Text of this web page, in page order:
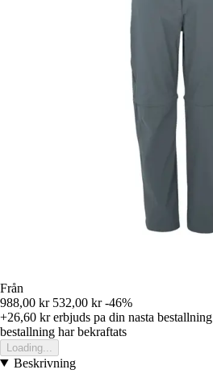
Från
988,00 kr 532,00 kr -46%
+26,60 krerbjuds pa din nasta bestallning
bestallning har bekraftats
Loading...
Beskrivning